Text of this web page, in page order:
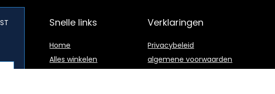
Snelle links
Home
Alles winkelen
Verklaringen
Privacybeleid
algemene voorwaarden